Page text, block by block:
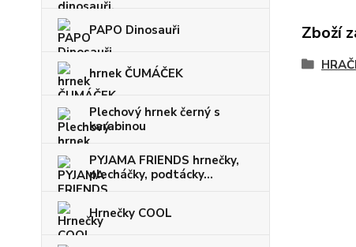
PAPO Dinosauři
hrnek ČUMÁČEK
Plechový hrnek černý s
karabinou
PYJAMA FRIENDS hrnečky,
plecháčky, podtácky...
Hrnečky COOL
Zboží